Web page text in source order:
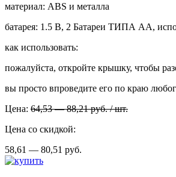
материал: ABS и металла
батарея: 1.5 В, 2 Батареи ТИПА АА,
как использовать:
пожалуйста, откройте крышку, чтобы
вы просто впроведите его по краю
Цена: 64,53 — 88,21руб. /шт.
Цена со скидкой:
58,61 — 80,51 руб.